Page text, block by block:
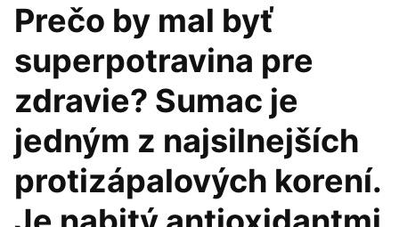
Prečo by mal byť
superpotravina pre
zdravie? Sumac je
jedným z najsilnejších
protizápalových korení.